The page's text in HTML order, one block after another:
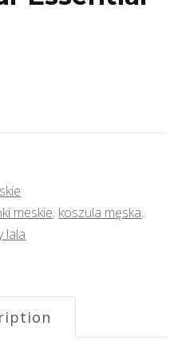
meskie, koszula męska,
lala